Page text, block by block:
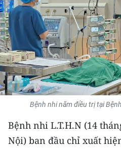
GIÁO DỤC
Y TẾ
KHOA HỌC - CÔNG NGHỆ
MÔI TRƯỜNG
KIỂM CHỨNG THÔNG TIN
Bệnh nhi nằm điều trị tại
Bệnh nhi L.T.H.N (14
Nội) ban đầu chỉ xuất